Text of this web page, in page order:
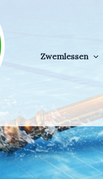
Zwemlessen